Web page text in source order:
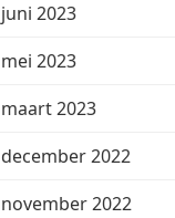
juni 2023
mei 2023
maart 2023
december 2022
november 2022